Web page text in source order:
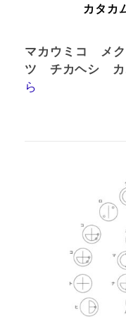
カタ
マカウミコ メクルモコロ オキミツゴ ヨモ
ツ チカヘシ カ
ら